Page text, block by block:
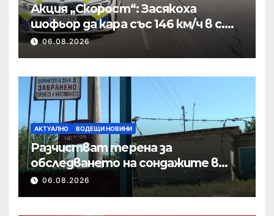
Акция „Скорост“: Засякоха
шофьор да кара със 146 км/ч в с.
Пристое
06.08.2026
АКТУАЛНО ВОДЕЩИ НОВИНИ
Разчистват терена за
обследването на сондажите в
„Мътница“
06.08.2026